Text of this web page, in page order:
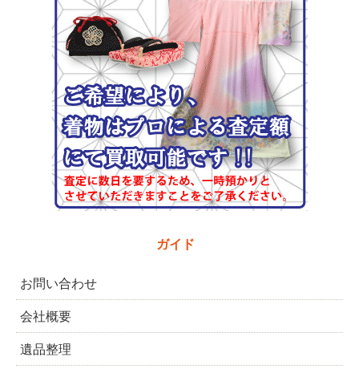
ガイド
お問い合わせ
会社概要
遺品整理